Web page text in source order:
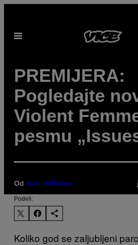
садржај
Otvori
PREMIJERA:
Pogledajte
Violent
pesmu
Od Matt Williams
Podeli:
Koliko god se zaljubljeni